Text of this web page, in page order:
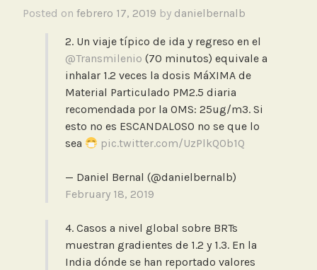
Posted on febrero 17, 2019 by danielbernalb
2. Un viaje típico de ida y regreso en el
@Transmilenio (70 minutos) equivale a
inhalar 1.2 veces la dosis MáXIMA de
Material Particulado PM2.5 diaria
recomendada por la OMS: 25ug/m3. Si
esto no es ESCANDALOSO no se que lo
sea
pic.twitter.com/UzPlkQ0b1Q
— Daniel Bernal (@danielbernalb)
February 18, 2019
4. Casos a nivel global sobre BRTs
muestran gradientes de 1.2 y 1.3. En la
India dónde se han reportado valores